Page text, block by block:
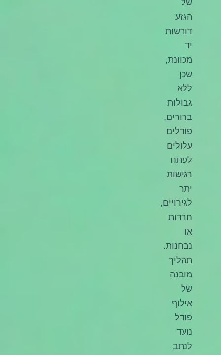
של
הגזע
דורשות
יד
מכוונת,
שכן
ללא
גבולות
ברורים,
פודלים
עלולים
לפתח
רגישות
יתר
לגירויים,
חרדות
או
נבחנות.
תהליך
מובנה
של
אילוף
פודל
נועד
לנתב